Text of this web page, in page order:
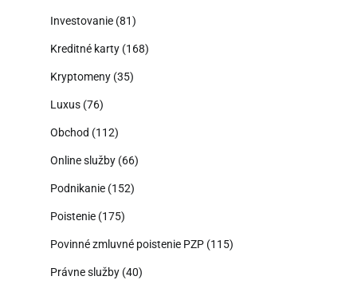
Investovanie (81)
Kreditné karty (168)
Kryptomeny (35)
Luxus (76)
Obchod (112)
Online služby (66)
Podnikanie (152)
Poistenie (175)
Povinné zmluvné poistenie PZP (115)
Právne služby (40)